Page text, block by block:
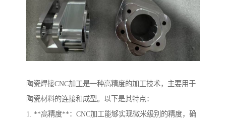
陶瓷焊接CNC加工是一种高精度的加工技术，主要用于
陶瓷材料的连接和成型。以下是其特点：
1. **高精度**：CNC加工能够实现微米级别的精度，确